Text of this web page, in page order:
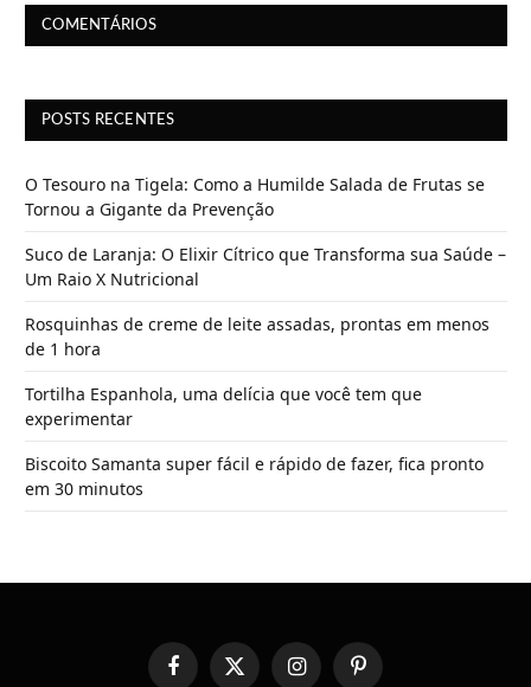
COMENTÁRIOS
POSTS RECENTES
O Tesouro na Tigela: Como a Humilde Salada de Frutas se
Tornou a Gigante da Prevenção
Suco de Laranja: O Elixir Cítrico que Transforma sua Saúde –
Um Raio X Nutricional
Rosquinhas de creme de leite assadas, prontas em menos
de 1 hora
Tortilha Espanhola, uma delícia que você tem que
experimentar
Biscoito Samanta super fácil e rápido de fazer, fica pronto
em 30 minutos
FacebookX
InstagramPinterest